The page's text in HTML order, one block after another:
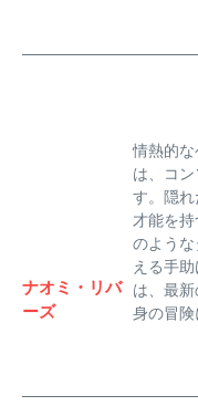
ナオミ・リバ
ーズ
情熱的
は、コ
す。隠
才能を
のよう
える手
は、最
身の冒険